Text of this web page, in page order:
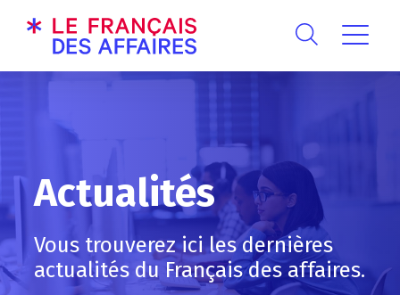
Actualités
Vous trouverez ici les dernières
actualités du Français des affaires.